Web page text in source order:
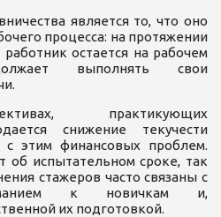
является то, что оно
процесса: на протяжении
остается на рабочем
выполнять свои
практикующих
снижение текучести
с этим финансовых проблем.
об испытательном сроке, так
стажеров часто связаны с
к новичкам и,
их подготовкой.